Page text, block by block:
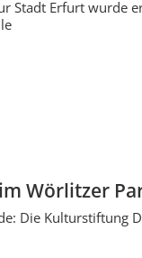
Stadt Erfurt wurde
Wörlitzer
Die Kulturstiftung